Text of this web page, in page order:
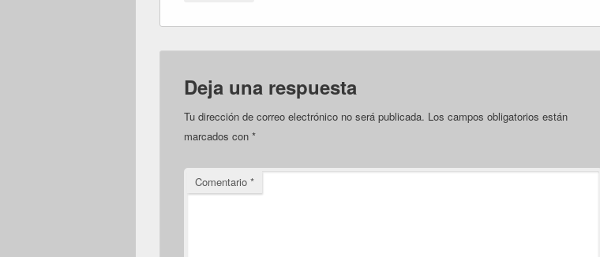
Deja una respuesta
Tu dirección de correo electrónico no será publicada. Los campos obligatorios están
marcados con *
Comentario *